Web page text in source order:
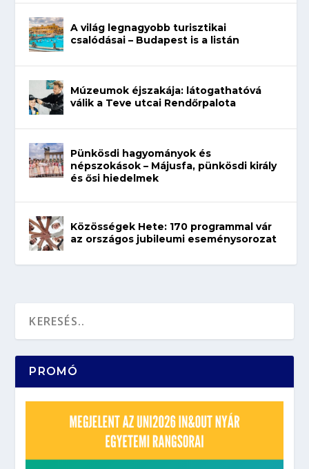
A világ legnagyobb turisztikai
csalódásai – Budapest is a listán
Múzeumok éjszakája: látogathatóvá
válik a Teve utcai Rendőrpalota
Pünkösdi hagyományok és
népszokások – Májusfa, pünkösdi király
és ősi hiedelmek
Közösségek Hete: 170 programmal vár
az országos jubileumi eseménysorozat
PROMÓ